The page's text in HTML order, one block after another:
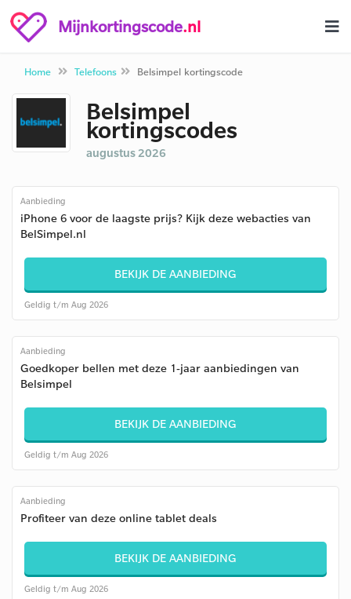
Mijnkortingscode.nl
Home Telefoons Belsimpel kortingscode
Belsimpel
kortingscodes
augustus 2026
Aanbieding
iPhone 6 voor de laagste prijs? Kijk deze webacties van
BelSimpel.nl
BEKIJK DE AANBIEDING
Geldig t/m Aug 2026
Aanbieding
Goedkoper bellen met deze 1-jaar aanbiedingen van
Belsimpel
BEKIJK DE AANBIEDING
Geldig t/m Aug 2026
Aanbieding
Profiteer van deze online tablet deals
BEKIJK DE AANBIEDING
Geldig t/m Aug 2026